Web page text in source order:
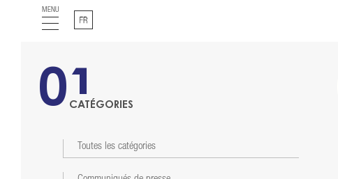
MENU Français
CATÉGORIES
01
Toutes les catégories